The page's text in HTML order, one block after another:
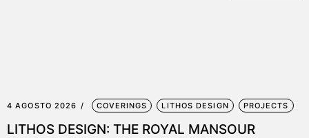
4 AGOSTO 2026 COVERINGS LITHOS DESIGN PROJECTS
LITHOS DESIGN: THE ROYAL MANSOUR